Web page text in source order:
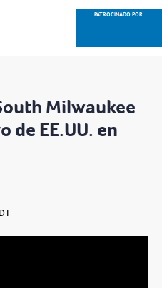
PATROCINADO POR:
Milwaukee
de EE.UU. en